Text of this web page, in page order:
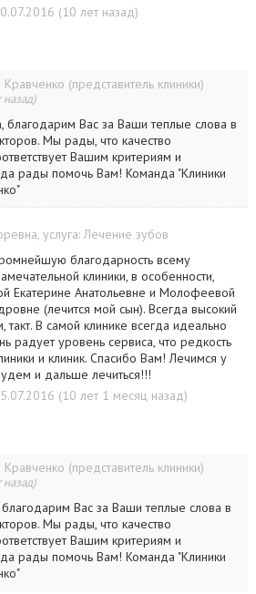
(10 лет назад)
(представитель клиники)
назад)
благодарим Вас за Ваши теплые слова в
Мы рады, что качество
Вашим критериям и
рады помочь Вам! Команда "Клиники
, услуга:Лечение зубов
благодарность всему
клиники, в особенности,
Екатерине Анатольевне и Молофеевой
(лечится мой сын). Всегда высокий
такт. В самой клинике всегда идеально
радует уровень сервиса, что редкость
и клиник. Спасибо Вам! Лечимся у
и дальше лечиться!!!
(10 лет 1 месяц назад)
(представитель клиники)
назад)
Вас за Ваши теплые слова в
Мы рады, что качество
Вашим критериям и
рады помочь Вам! Команда "Клиники